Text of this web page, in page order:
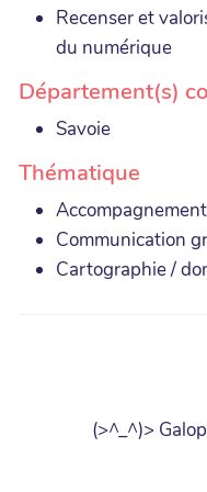
Recenser et
du numérique
Département(s)
Savoie
Thématique
Communication
Cartographie /
(>^_^)>